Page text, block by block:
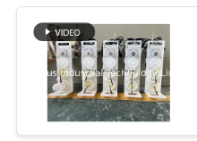
PLAN
SITE
Appareil
chauffage